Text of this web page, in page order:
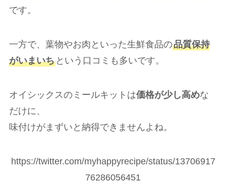
です。
一方で、葉物やお肉といった生鮮食品の品質保持
がいまいちという口コミも多いです。
オイシックスのミールキットは価格が少し高めな
だけに、
味付けがまずいと納得できませんよね。
https://twitter.com/myhappyrecipe/status/13706917
76286056451